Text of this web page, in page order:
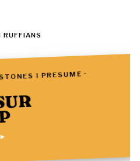
RUFFIANS
I PRESUME ·